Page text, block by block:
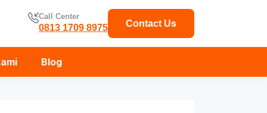
Call Center
0813 1709 8975 Contact Us
Blog